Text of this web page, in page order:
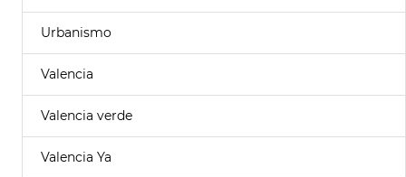
Urbanismo
Valencia
Valencia verde
Valencia Ya